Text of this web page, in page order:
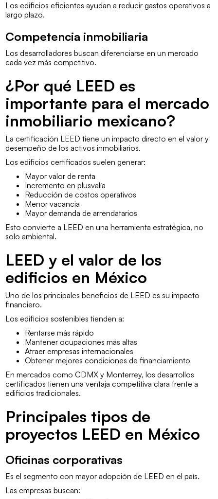
Los edificios eficientes ayudan a reducir gastos operativos a
largo plazo.
Competencia inmobiliaria
Los desarrolladores buscan diferenciarse en un mercado
cada vez más competitivo.
¿Por qué LEED es
importante para el mercado
inmobiliario mexicano?
La certificación LEED tiene un impacto directo en el valor y
desempeño de los activos inmobiliarios.
Los edificios certificados suelen generar:
Mayor valor de renta
Incremento en plusvalía
Reducción de costos operativos
Menor vacancia
Mayor demanda de arrendatarios
Esto convierte a LEED en una herramienta estratégica, no
solo ambiental.
LEED y el valor de los
edificios en México
Uno de los principales beneficios de LEED es su impacto
financiero.
Los edificios sostenibles tienden a:
Rentarse más rápido
Mantener ocupaciones más altas
Atraer empresas internacionales
Obtener mejores condiciones de financiamiento
En mercados como CDMX y Monterrey, los desarrollos
certificados tienen una ventaja competitiva clara frente a
edificios tradicionales.
Principales tipos de
proyectos LEED en México
Oficinas corporativas
Es el segmento con mayor adopción de LEED en el país.
Las empresas buscan: